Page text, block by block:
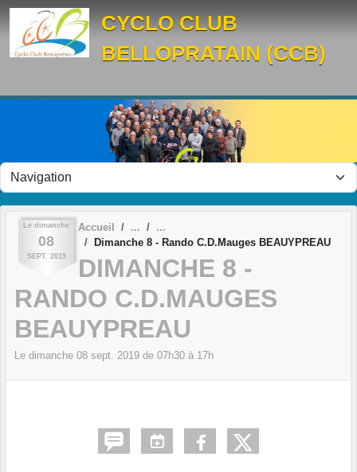
CYCLO CLUB
BELLOPRATAIN (CCB)
Le dimanche
08
SEPT. 2019
Accueil
Dimanche 8 - Rando C.D.Mauges BEAUYPREAU
DIMANCHE 8 -
RANDO C.D.MAUGES
BEAUYPREAU
Le dimanche 08 sept. 2019 de 07h30 à 17h
Panneau de gestion des cookies